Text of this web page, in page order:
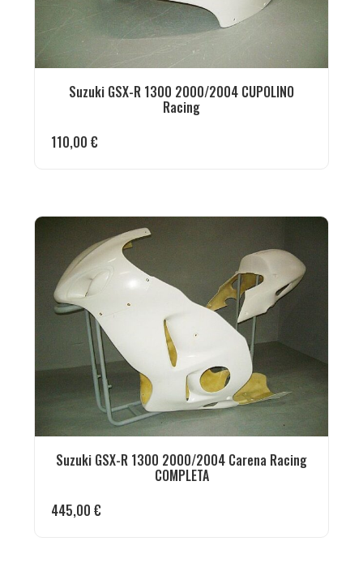
Suzuki GSX-R 1300 2000/2004 CUPOLINO
Racing
110,00 €
Suzuki GSX-R 1300 2000/2004 Carena Racing
COMPLETA
445,00 €